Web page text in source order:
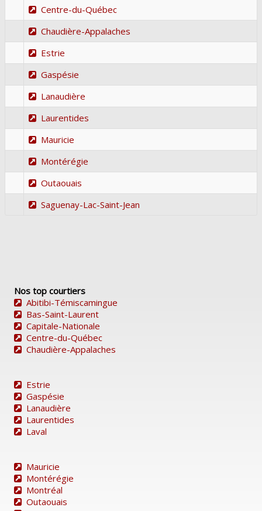
Centre-du-Québec
Chaudière-Appalaches
Estrie
Gaspésie
Lanaudière
Laurentides
Mauricie
Montérégie
Outaouais
Saguenay-Lac-Saint-Jean
Nos top courtiers
Abitibi-Témiscamingue
Bas-Saint-Laurent
Capitale-Nationale
Centre-du-Québec
Chaudière-Appalaches
Estrie
Gaspésie
Lanaudière
Laurentides
Laval
Mauricie
Montérégie
Montréal
Outaouais